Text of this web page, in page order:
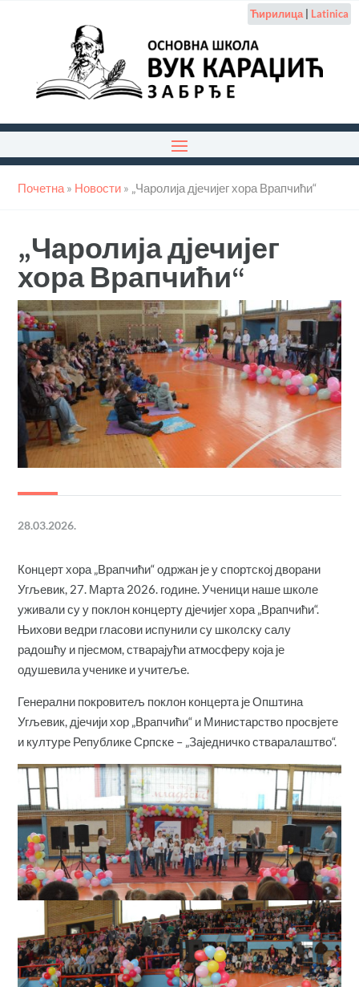
Ћирилица| Latinica
Почетна » Новости » „Чаролија дјечијег хора Врапчићи“
„Чаролија дјечијег
хора Врапчићи“
28.03.2026.
Концерт хора „Врапчићи“ одржан је у спортској дворани
Угљевик, 27. Марта 2026. године. Ученици наше школе
уживали су у поклон концерту дјечијег хора „Врапчићи“.
Њихови ведри гласови испунили су школску салу
радошћу и пјесмом, стварајући атмосферу која је
одушевила ученике и учитеље.
Генерални покровитељ поклон концерта је Општина
Угљевик, дјечији хор „Врапчићи“ и Министарство просвјете
и културе Републике Српске – „Заједничко стваралаштво“.